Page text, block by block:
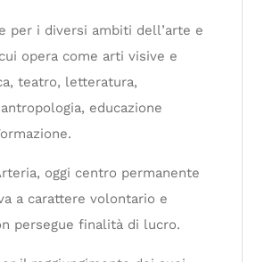
per i diversi ambiti dell’arte e
opera come arti visive e
teatro, letteratura,
educazione
oggi centro permanente
a carattere volontario e
persegue finalità di lucro.